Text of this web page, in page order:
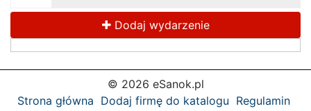
Dodaj wydarzenie
© 2026 eSanok.pl
Strona główna Dodaj firmę do katalogu Regulamin